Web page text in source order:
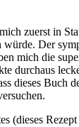
zuerst in
würde. Der
mich die
durchaus
dieses
(dieses